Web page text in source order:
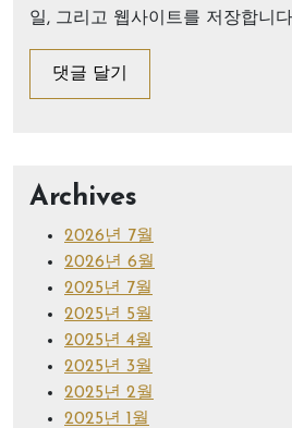
일, 그리고 웹사이트를 저장합니
Archives
2026년 7월
2026년 6월
2025년 7월
2025년 5월
2025년 4월
2025년 3월
2025년 2월
2025년 1월